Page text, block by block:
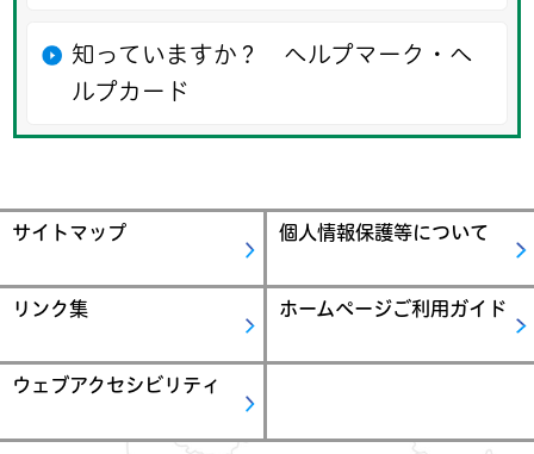
知っていますか？ ヘルプマーク・ヘ
ルプカード
サイトマップ 個人情報保護等について
リンク集 ホームページご利用ガイド
ウェブアクセシビリティ